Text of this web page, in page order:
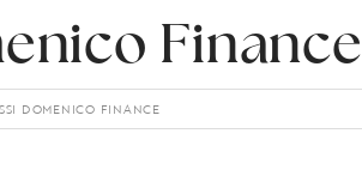
Finance
DOMENICO FINANCE